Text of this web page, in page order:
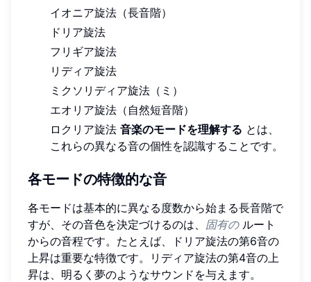
イオニア旋法（長音階）
ドリア旋法
フリギア旋法
リディア旋法
ミクソリディア旋法（ミ）
エオリア旋法（自然短音階）
ロクリア旋法 音楽のモードを理解する とは、
これらの異なる音の個性を認識することです。
各モードの特徴的な音
各モードは基本的に異なる度数から始まる長音階で
すが、その音色を決定づけるのは、 固有のルート
からの音程です。たとえば、ドリア旋法の第6音の
上昇は重要な特徴です。リディア旋法の第4音の上
昇は、明るく夢のようなサウンドを与えます。